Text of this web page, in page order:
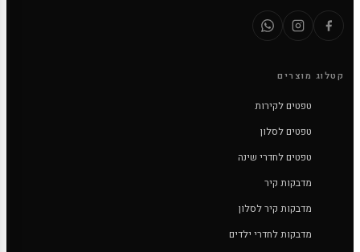
קטלוג מוצרים
טפטים לקירות
טפטים לסלון
טפטים לחדרי שינה
מדבקות קיר
מדבקות קיר לסלון
מדבקות לחדרי ילדים